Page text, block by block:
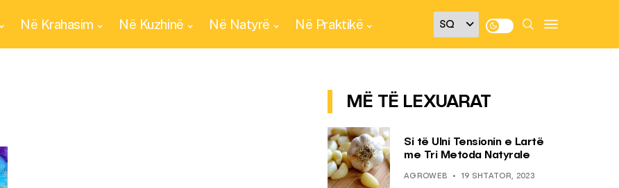
Në Krahasim Në Kuzhinë Në Natyrë Në Praktikë
MË TË LEXUARAT
Si të Ulni Tensionin e Lartë
me Tri Metoda Natyrale
AGROWEB 19 SHTATOR, 2023